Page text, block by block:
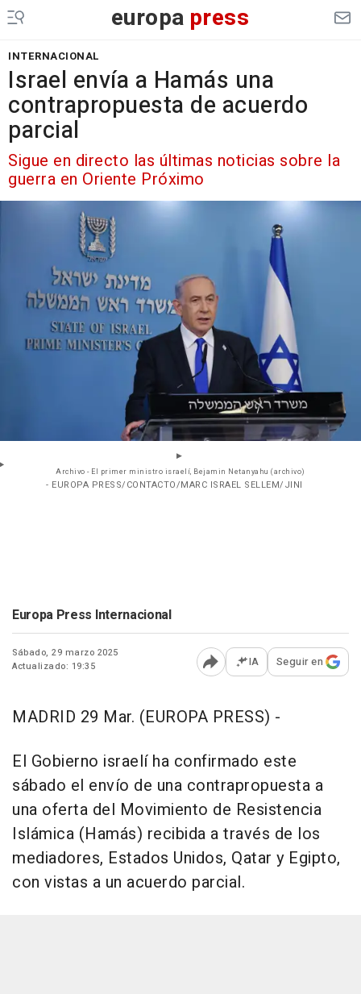
europa press
INTERNACIONAL
Israel envía a Hamás una
contrapropuesta de acuerdo
parcial
Sigue en directo las últimas noticias sobre la
guerra en Oriente Próximo
Archivo - El primer ministro israelí, Bejamin Netanyahu (archivo)
- EUROPA PRESS/CONTACTO/MARC ISRAEL SELLEM/JINI
Europa Press Internacional
Sábado, 29 marzo 2025
Actualizado: 19:35
Abrir opciones para
IA Seguir en
MADRID 29 Mar. (EUROPA PRESS) -
El Gobierno israelí ha confirmado este
sábado el envío de una contrapropuesta a
una oferta del Movimiento de Resistencia
Islámica (Hamás) recibida a través de los
mediadores, Estados Unidos, Qatar y Egipto,
con vistas a un acuerdo parcial.